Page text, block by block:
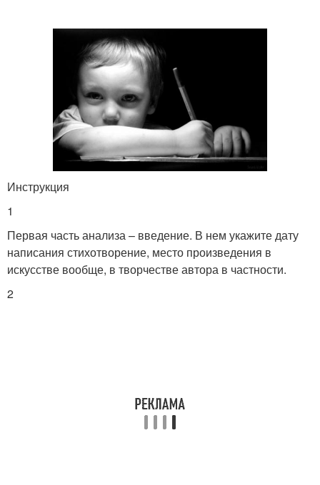
Инструкция
1
Первая часть анализа – введение. В нем укажите дату
написания стихотворение, место произведения в
искусстве вообще, в творчестве автора в частности.
2